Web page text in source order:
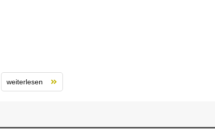
weiterlesen